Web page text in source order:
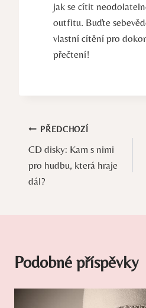
jak se cítit
outfitu. Buďte
vlastní cítění pro
přečtení!
Navigace
pro
příspěvek
PŘEDCHOZÍ
CD disky: Kam s nimi
pro hudbu, která hraje
dál?
Podobné příspěvky